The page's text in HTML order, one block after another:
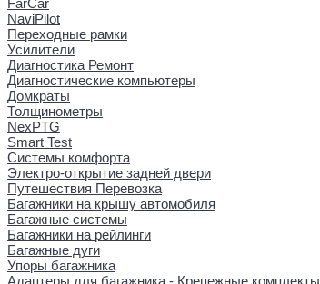
NaviPilot
Переходные рамки
Усилители
Диагностика Ремонт
Диагностические компьютеры
Домкраты
Толщинометры
NexPTG
Smart Test
Системы комфорта
Электро-открытие задней двери
Путешествия Перевозка
Багажники на крышу автомобиля
Багажные системы
Багажники на рейлинги
Багажные дуги
Упоры багажника
Адаптеры для багажника - Крепежные комплекты